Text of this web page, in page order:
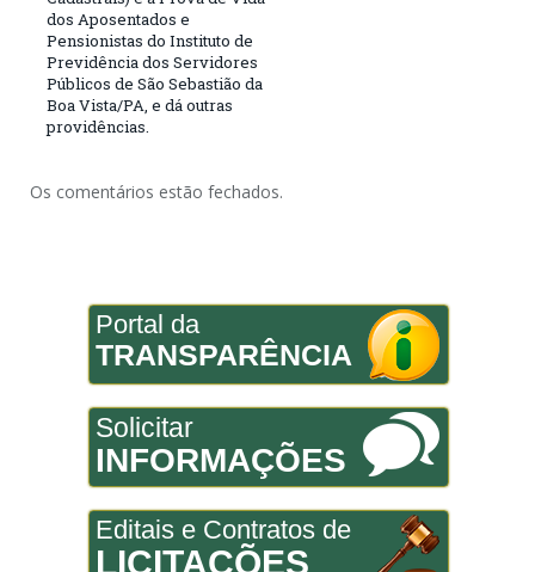
dos Aposentados e
Pensionistas do Instituto de
Previdência dos Servidores
Públicos de São Sebastião da
Boa Vista/PA, e dá outras
providências.
Os comentários estão fechados.
Portal da
TRANSPARÊNCIA
Solicitar
INFORMAÇÕES
Editais e Contratos de
LICITAÇÕES